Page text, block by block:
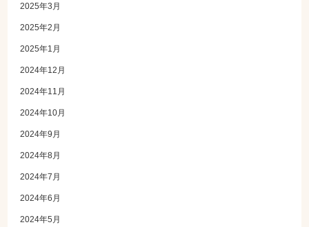
2025年3月
2025年2月
2025年1月
2024年12月
2024年11月
2024年10月
2024年9月
2024年8月
2024年7月
2024年6月
2024年5月